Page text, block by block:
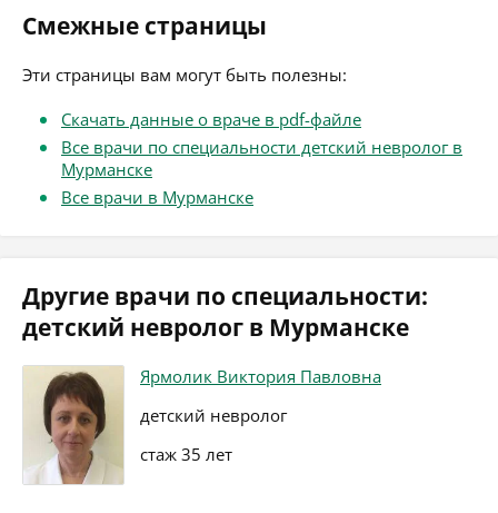
Смежные страницы
Эти страницы вам могут быть полезны:
Скачать данные о враче в pdf-файле
Все врачи по специальности детский невролог в
Мурманске
Все врачи в Мурманске
Другие врачи по специальности:
детский невролог в Мурманске
Ярмолик Виктория Павловна
детский невролог
стаж 35 лет